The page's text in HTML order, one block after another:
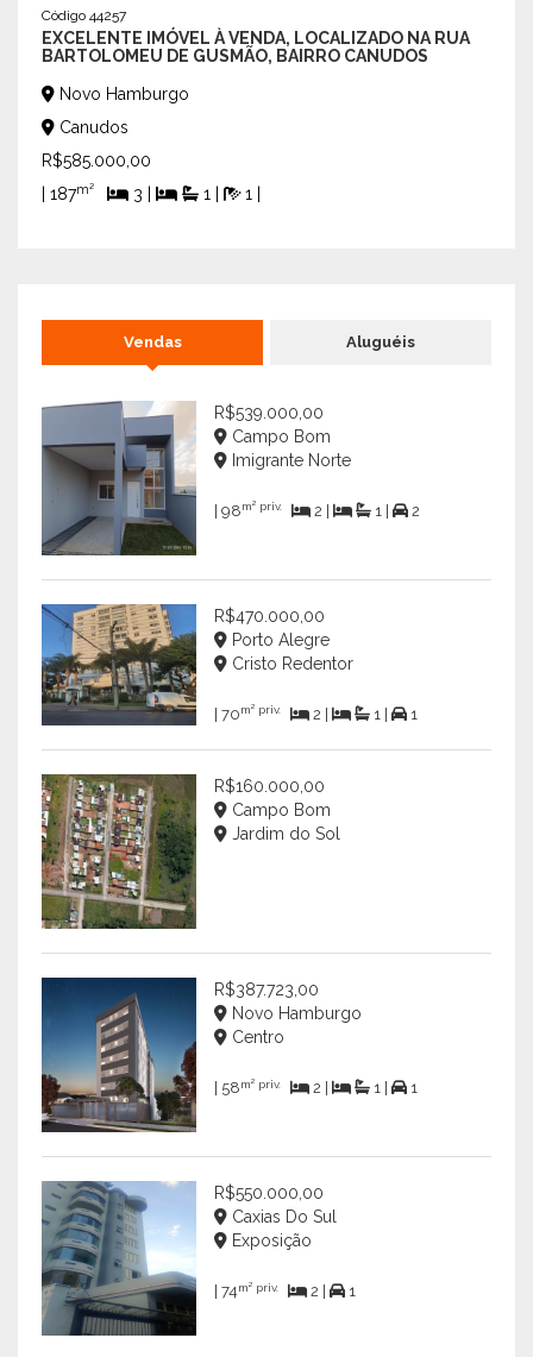
Código 44257
EXCELENTE IMÓVEL À VENDA, LOCALIZADO NA RUA
BARTOLOMEU DE GUSMÃO, BAIRRO CANUDOS
Novo Hamburgo
Canudos
R$585.000,00
| 187m² 3 | 1 | 1 |
Vendas Aluguéis
R$539.000,00
Campo Bom
Imigrante Norte
| 98m² priv. 2 | 1 | 2
R$470.000,00
Porto Alegre
Cristo Redentor
| 70m² priv. 2 | 1 | 1
R$160.000,00
Campo Bom
Jardim do Sol
R$387.723,00
Novo Hamburgo
Centro
| 58m² priv. 2 | 1 | 1
R$550.000,00
Caxias Do Sul
Exposição
| 74m² priv. 2 | 1